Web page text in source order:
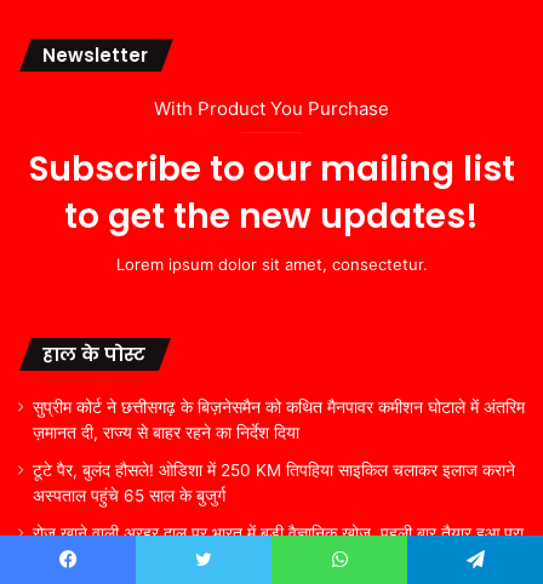
Newsletter
With Product You Purchase
Subscribe to our mailing list
to get the new updates!
Lorem ipsum dolor sit amet, consectetur.
हाल के पोस्ट
सुप्रीम कोर्ट ने छत्तीसगढ़ के बिज़नेसमैन को कथित मैनपावर कमीशन घोटाले में अंतरिम
ज़मानत दी, राज्य से बाहर रहने का निर्देश दिया
टूटे पैर, बुलंद हौसले! ओडिशा में 250 KM तिपहिया साइकिल चलाकर इलाज कराने
अस्पताल पहुंचे 65 साल के बुजुर्ग
रोज खाने वाली अरहर दाल पर भारत में बड़ी वैज्ञानिक खोज, पहली बार तैयार हुआ पूरा
जीनोम